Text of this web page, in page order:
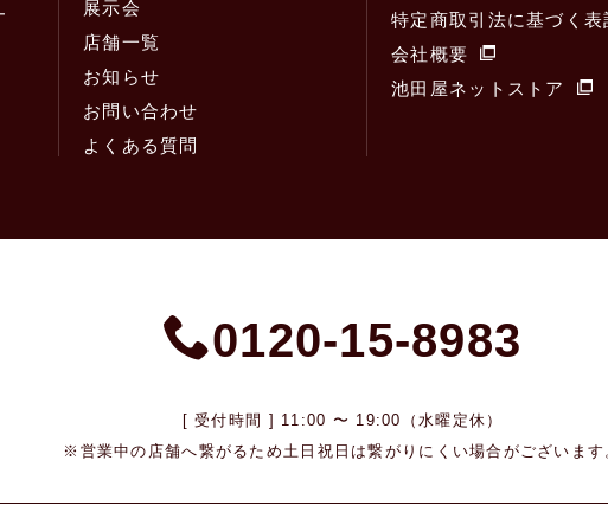
展示会
店舗一覧
お知らせ
お問い合わせ
よくある質問
特定商取引法に基づく表
会社概要
池田屋ネットストア
0120-15-8983
[ 受付時間 ] 11:00 〜 19:00（水曜定休）
※営業中の店舗へ繋がるため 土日祝日は繋がりにくい場合がございます